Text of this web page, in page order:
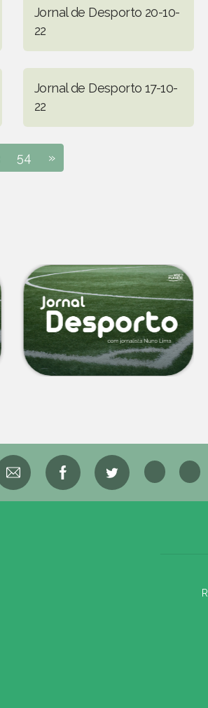
Jornal de Desporto 20-10-
22
Jornal de Desporto 17-10-
22
54 »